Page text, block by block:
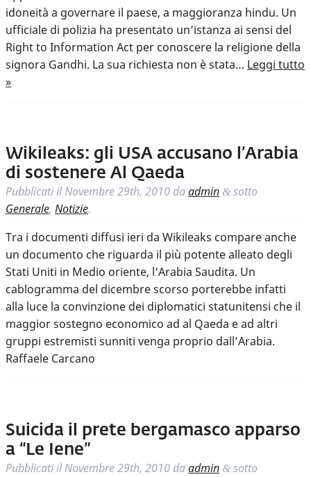
idoneità a governare il paese, a maggioranza hindu. Un
ufficiale di polizia ha presentato un’istanza ai sensi del
Right to Information Act per conoscere la religione della
signora Gandhi. La sua richiesta non è stata… Leggi tutto
»
Wikileaks: gli USA accusano l’Arabia
di sostenere Al Qaeda
Pubblicati ilNovembre 29th, 2010 daadmin & sotto
Generale, Notizie.
Tra i documenti diffusi ieri da Wikileaks compare anche
un documento che riguarda il più potente alleato degli
Stati Uniti in Medio oriente, l’Arabia Saudita. Un
cablogramma del dicembre scorso porterebbe infatti
alla luce la convinzione dei diplomatici statunitensi che il
maggior sostegno economico ad al Qaeda e ad altri
gruppi estremisti sunniti venga proprio dall’Arabia.
Raffaele Carcano
Suicida il prete bergamasco apparso
a “Le Iene”
Pubblicati ilNovembre 29th, 2010 daadmin & sotto